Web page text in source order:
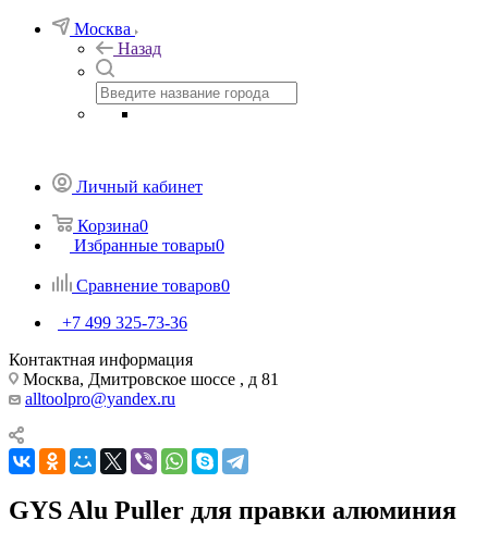
Москва
Назад
Личный кабинет
Корзина0
Избранные товары0
Сравнение товаров0
+7 499 325-73-36
Контактная информация
Москва, Дмитровское шоссе , д 81
alltoolpro@yandex.ru
GYS Alu Puller для правки алюминия